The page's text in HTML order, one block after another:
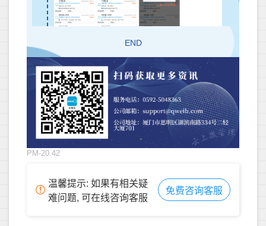
END
PM-20.42
温馨提示: 如果有相关疑
难问题, 可在线咨询客服
免费咨询客服